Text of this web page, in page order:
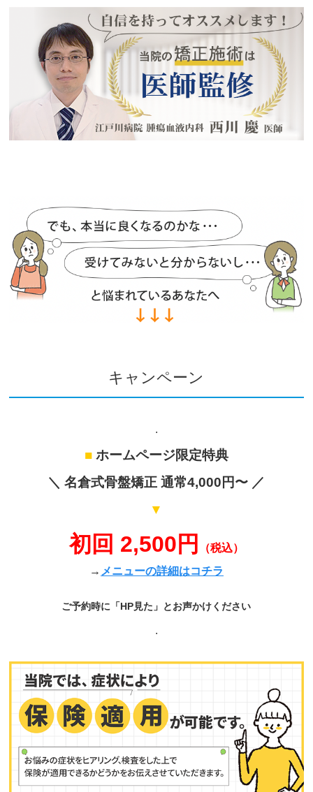
キャンペーン
.
■ホームページ限定特典
＼ 名倉式骨盤矯正 通常4,000円〜 ／
▼
初回 2,500円
（税込）
→ メニューの詳細はコチラ
ご予約時に「HP見た」とお声かけください
.